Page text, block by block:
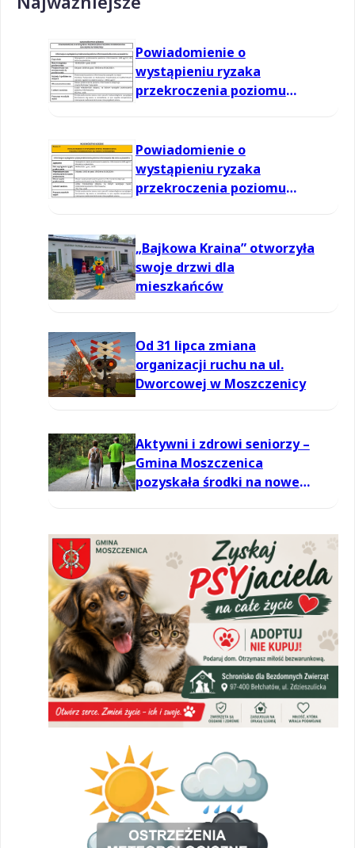
Powiadomienie o
wystąpieniu ryzaka
przekroczenia poziomu
Powiadomienie o
wystąpieniu ryzaka
przekroczenia poziomu
„Bajkowa Kraina” otworzyła
swoje drzwi dla
mieszkańców
Od 31 lipca zmiana
organizacji ruchu na ul.
Dworcowej w Moszczenicy
Aktywni i zdrowi seniorzy –
Gmina Moszczenica
pozyskała środki na nowe